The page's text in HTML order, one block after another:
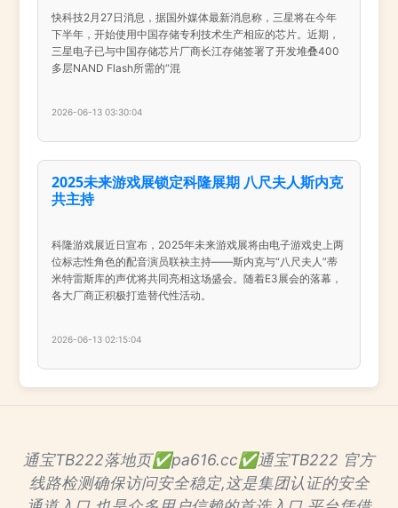
快科技2月27日消息，据国外媒体最新消息称，三星将在今年
下半年，开始使用中国存储专利技术生产相应的芯片。近期，
三星电子已与中国存储芯片厂商长江存储签署了开发堆叠400
多层NAND Flash所需的“混
2026-06-13 03:30:04
2025未来游戏展锁定科隆展期 八尺夫人斯内克
共主持
科隆游戏展近日宣布，2025年未来游戏展将由电子游戏史上两
位标志性角色的配音演员联袂主持——斯内克与“八尺夫人”蒂
米特雷斯库的声优将共同亮相这场盛会。随着E3展会的落幕，
各大厂商正积极打造替代性活动。
2026-06-13 02:15:04
通宝TB222落地页✅pa616.cc✅通宝TB222 官方
线路检测确保访问安全稳定,这是集团认证的安全